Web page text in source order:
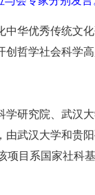
中华优秀传统文
创哲学社会科学
学研究院、武汉
由武汉大学和贵
项目系国家社科